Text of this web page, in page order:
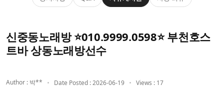
신중동노래방 ⭐010.9999.0598⭐ 부천호스
트바 상동노래방선수
Author : 박** Date Posted : 2026-06-19 Views : 17